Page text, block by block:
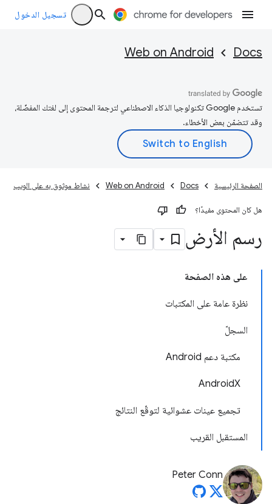
تسجيل الدخول
Docs
Web on Android
تستخدم Google تكنولوجيا الذكاء الاصطناعي لترجمة المحتوى إلى لغتك المفضّلة،
وقد تتضمّن بعض الأخطاء.
الصفحة الرئيسية Docs
Web on Android نشاط موثوق به على الويب
هل كان المحتوى مفيدًا؟
رسم الأرض
على هذه الصفحة
نظرة عامة على المكتبات
السجلّ
مكتبة دعم Android
AndroidX
تجميع عينات عشوائية لتوقّع النتائج
المستقبل القريب
Peter Conn